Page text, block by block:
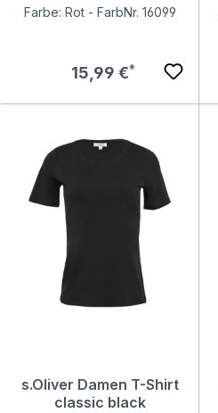
Farbe: Rot - FarbNr. 16099
Regulärer Preis:
15,99 €
s.Oliver Damen T-Shirt
classic black